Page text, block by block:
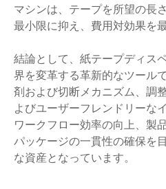
マシンは、テープを所望の長
最小限に抑え、費用対効果を
結論として、紙テープディス
界を変革する革新的なツール
剤および切断メカニズム、調
よびユーザーフレンドリーな
ワークフロー効率の向上、製
パッケージの一貫性の確保を
な資産となっています。